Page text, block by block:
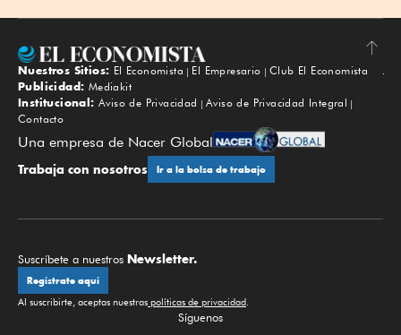
Subir
Nuestros Sitios: El Economista El Empresario
Club El Economista
Publicidad: Mediakit
Institucional: Aviso de Privacidad
Aviso de Privacidad Integral
Contacto
Una empresa de Nacer Global
Trabaja con nosotros Ir a la bolsa de trabajo
Suscríbete a nuestros Newsletter.
Regístrate aquí
Al suscribirte, aceptas nuestras políticas de privacidad.
Síguenos